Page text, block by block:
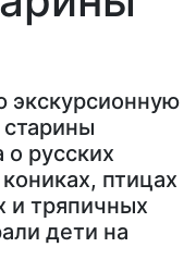
экскурсионную
русских
птицах
и тряпичных
дети на